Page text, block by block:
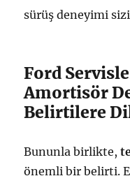
sürüş deneyimi
Ford
Amortisör
Belirtilere
Bununla birlikte,
önemli bir belirti.